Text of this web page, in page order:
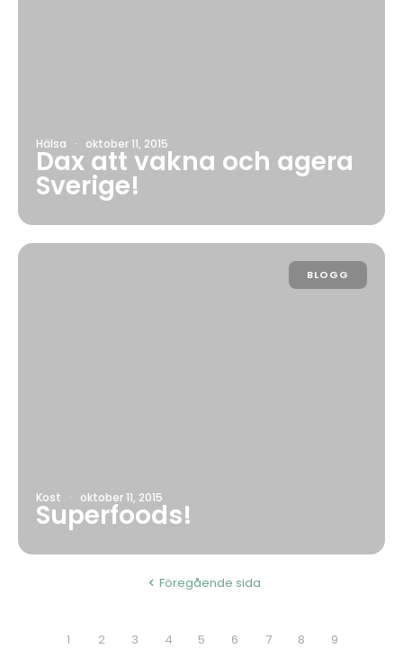
Hälsa · oktober 11, 2015
Dax att vakna och agera
Sverige!
BLOGG
Kost · oktober 11, 2015
Superfoods!
Föregående sida
1 2 3 4 5 6 7 8
9